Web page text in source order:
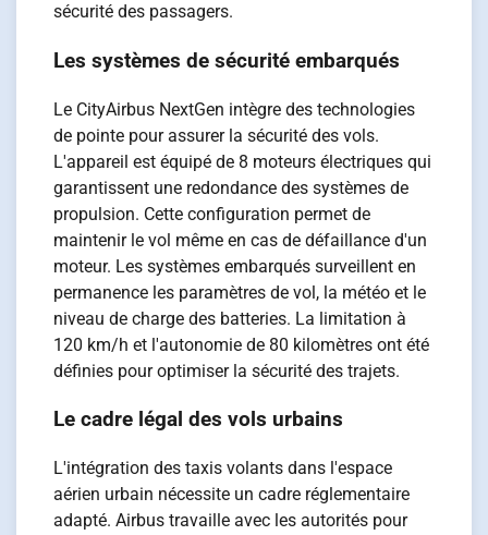
sécurité des passagers.
Les systèmes de sécurité embarqués
Le CityAirbus NextGen intègre des technologies
de pointe pour assurer la sécurité des vols.
L'appareil est équipé de 8 moteurs électriques qui
garantissent une redondance des systèmes de
propulsion. Cette configuration permet de
maintenir le vol même en cas de défaillance d'un
moteur. Les systèmes embarqués surveillent en
permanence les paramètres de vol, la météo et le
niveau de charge des batteries. La limitation à
120 km/h et l'autonomie de 80 kilomètres ont été
définies pour optimiser la sécurité des trajets.
Le cadre légal des vols urbains
L'intégration des taxis volants dans l'espace
aérien urbain nécessite un cadre réglementaire
adapté. Airbus travaille avec les autorités pour